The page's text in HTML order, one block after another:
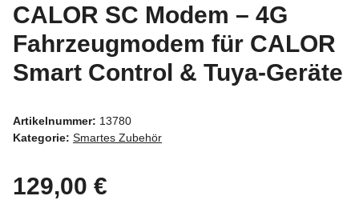
CALOR SC Modem – 4G
Fahrzeugmodem für CALOR
Smart Control & Tuya-Geräte
Artikelnummer: 13780
Kategorie: Smartes Zubehör
129,00 €